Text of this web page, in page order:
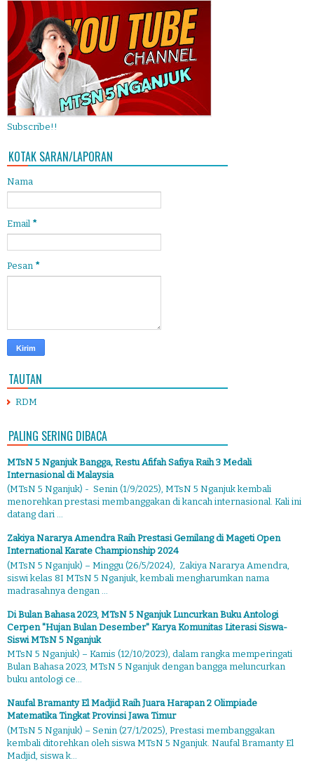
Subscribe!!
KOTAK SARAN/LAPORAN
Nama
Email *
Pesan *
TAUTAN
RDM
PALING SERING DIBACA
MTsN 5 Nganjuk Bangga, Restu Afifah Safiya Raih 3 Medali
Internasional di Malaysia
(MTsN 5 Nganjuk) - Senin (1/9/2025), MTsN 5 Nganjuk kembali
menorehkan prestasi membanggakan di kancah internasional. Kali ini
datang dari ...
Zakiya Nararya Amendra Raih Prestasi Gemilang di Mageti Open
International Karate Championship 2024
(MTsN 5 Nganjuk) – Minggu (26/5/2024), Zakiya Nararya Amendra,
siswi kelas 8I MTsN 5 Nganjuk, kembali mengharumkan nama
madrasahnya dengan ...
Di Bulan Bahasa 2023, MTsN 5 Nganjuk Luncurkan Buku Antologi
Cerpen "Hujan Bulan Desember" Karya Komunitas Literasi Siswa-
Siswi MTsN 5 Nganjuk
MTsN 5 Nganjuk) – Kamis (12/10/2023), dalam rangka memperingati
Bulan Bahasa 2023, MTsN 5 Nganjuk dengan bangga meluncurkan
buku antologi ce...
Naufal Bramanty El Madjid Raih Juara Harapan 2 Olimpiade
Matematika Tingkat Provinsi Jawa Timur
(MTsN 5 Nganjuk) – Senin (27/1/2025), Prestasi membanggakan
kembali ditorehkan oleh siswa MTsN 5 Nganjuk. Naufal Bramanty El
Madjid, siswa k...